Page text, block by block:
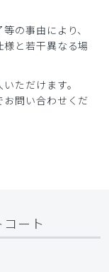
の事由により、
と若干異なる場
ただけます。
問い合わせくだ
ート